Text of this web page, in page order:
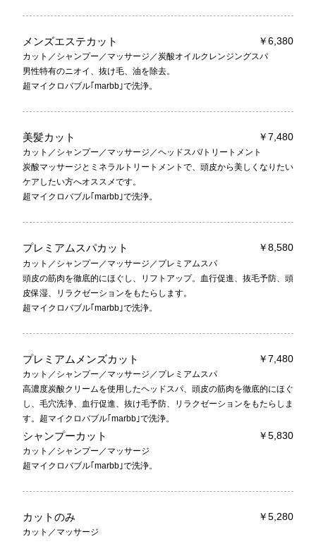
メンズエステカット
カット／シャンプー／マッサージ／炭酸オイルクレンジングスパ
男性特有のニオイ、抜け毛、油を除去。
超マイクロバブル｢marbb｣で洗浄。
￥6,380
美髪カット
カット／シャンプー／マッサージ／ヘッドスパ/トリートメント
炭酸マッサージとミネラルトリートメントで、頭皮から美しくなりたい
ケアしたい方へオススメです。
超マイクロバブル｢marbb｣で洗浄。
￥7,480
プレミアムスパカット
カット／シャンプー／マッサージ／プレミアムスパ
頭皮の筋肉を徹底的にほぐし、リフトアップ。血行促進、抜毛予防、頭
皮保湿、リラクゼーションをもたらします。
超マイクロバブル｢marbb｣で洗浄。
￥8,580
プレミアムメンズカット
カット／シャンプー／マッサージ／プレミアムスパ
高濃度炭酸クリームを使用したヘッドスパ、頭皮の筋肉を徹底的にほぐ
し、毛穴洗浄、血行促進、抜け毛予防、リラクゼーションをもたらしま
す。超マイクロバブル｢marbb｣で洗浄。
￥7,480
シャンプーカット
カット／シャンプー／マッサージ
超マイクロバブル｢marbb｣で洗浄。
￥5,830
カットのみ
カット／マッサージ
￥5,280